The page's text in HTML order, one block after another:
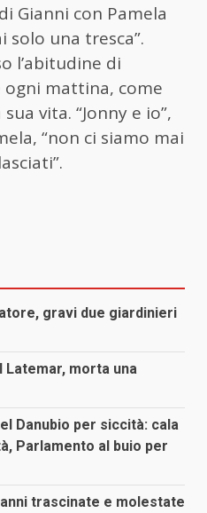
Gianni con Pamela
solo una tresca”.
l’abitudine di
mattina, come
vita. “Jonny e io”,
“non ci siamo mai
gravi due giardinieri
morta una
Danubio per siccità: cala
Parlamento al buio per
trascinate e molestate